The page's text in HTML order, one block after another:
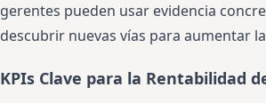
gerentes pueden usar evidencia
descubrir nuevas vías para aumentar la
KPIs Clave para la Rentabilidad